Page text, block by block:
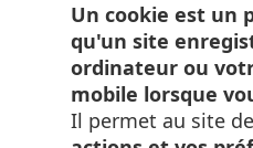
Un cookie est un
qu'un site
ordinateur ou
mobile lorsque
Il permet au site de